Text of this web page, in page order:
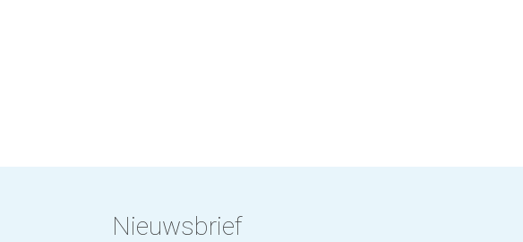
Nieuwsbrief